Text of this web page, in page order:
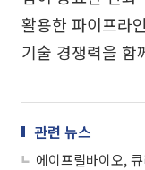
활용한 파이프라
기술 경쟁력을 함
관련 뉴스
에이프릴바이오,